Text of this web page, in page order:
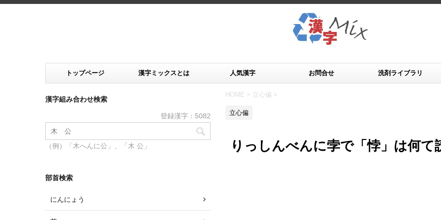
トップページ 漢字ミックスとは 人気漢字 お問合せ 洗剤ライブラリ
HOME > 立心偏 >
立心偏
りっしんべんに孛で「悖」は何て
漢字組み合わせ検索
登録漢字：5082
（例）「木へんに公」、「木 公」
部首検索
にんにょう